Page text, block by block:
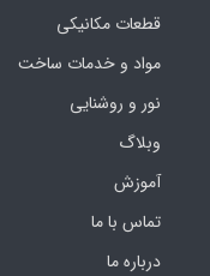
قطعات مکانیکی
مواد و خدمات ساخت
نور و روشنایی
وبلاگ
آموزش
تماس با ما
درباره ما